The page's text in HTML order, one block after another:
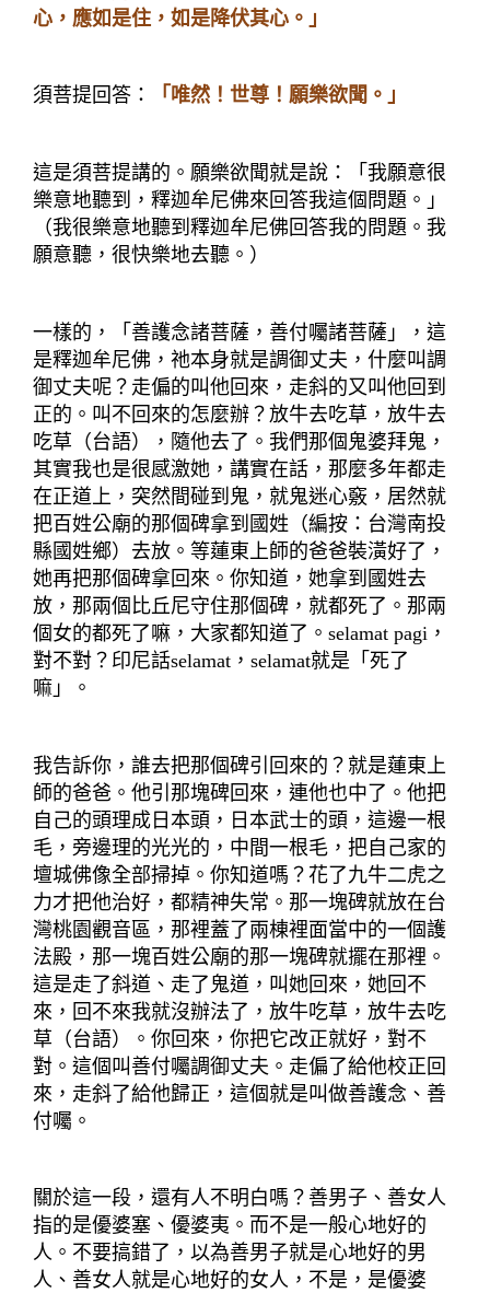
心， 應如是住，如是降伏其心 。」
須菩提回答： 「唯然！世尊！願樂欲聞。」
這是須菩提講的。願樂欲聞就是說：「我願意很
樂意地聽到，釋迦牟尼佛來回答我這個問題。」
（我很樂意地聽到釋迦牟尼佛回答我的問題。我
願意聽，很快樂地去聽。）
一樣的，「善護念諸菩薩， 善付囑諸菩薩 」，這
是釋迦牟尼佛，祂本身就是調御丈夫，什麼叫調
御丈夫呢？走偏的叫他回來，走斜的又叫他回到
正的。叫不回來的怎麼辦？放牛去吃草，放牛去
吃草（台語），隨他去了。我們那個鬼婆拜鬼，
其實我也是很感激她，講實在話，那麼多年都走
在正道上，突然間碰到鬼，就鬼迷心竅，居然就
把百姓公廟的那個碑拿到國姓（編按：台灣南投
縣國姓鄉）去放。等蓮東上師的爸爸裝潢好了，
她再把那個碑拿回來。你知道，她拿到國姓去
放，那兩個比丘尼守住那個碑，就都死了。那兩
個女的都死了 嘛 ，大家都知道了。 selamat pagi ，
對不對？印尼話selamat ， selamat就是「死了
嘛」。
我告訴你，誰去把那個碑引回來的？就是蓮東 上
師的爸爸。他引那塊碑回來，連他也中了。他把
自己的頭理成日本頭，日本武士的頭，這邊一根
毛，旁邊理的光光的，中間一根毛，把自己家的
壇城佛像全部掃掉。你知道嗎？花了九牛二虎之
力才把他治好，都精神失常。那一塊碑就放在台
灣桃園觀音區，那裡蓋了兩棟裡面當中的一個護
法殿，那一塊百姓公廟的那一塊碑就擺在那裡。
這是走了斜道、走了鬼道，叫她回來，她回不
來，回不來我就沒辦法了，放牛吃草，放牛去吃
草（台語）。你回來，你把它改正就好，對不
對。這個叫善付囑調御丈夫。走偏了給他校正回
來，走斜了給他歸正，這個就是叫做善護念、善
付囑。
關於這一段，還有人不明白嗎？善男子、善女人
指的是優婆塞、優婆夷。而不是一般心地好的
人。不要搞錯了，以為善男子就是心地好的男
人、善女人就是心地好的女人，不是，是優婆